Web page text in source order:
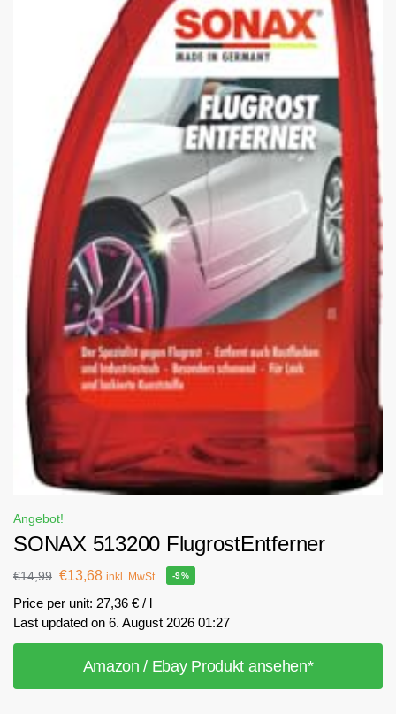
Angebot!
SONAX 513200 FlugrostEntferner
€14,99 €13,68 inkl. MwSt. -9%
Price per unit: 27,36 € / l
Last updated on 6. August 2026 01:27
Amazon / Ebay Produkt ansehen*